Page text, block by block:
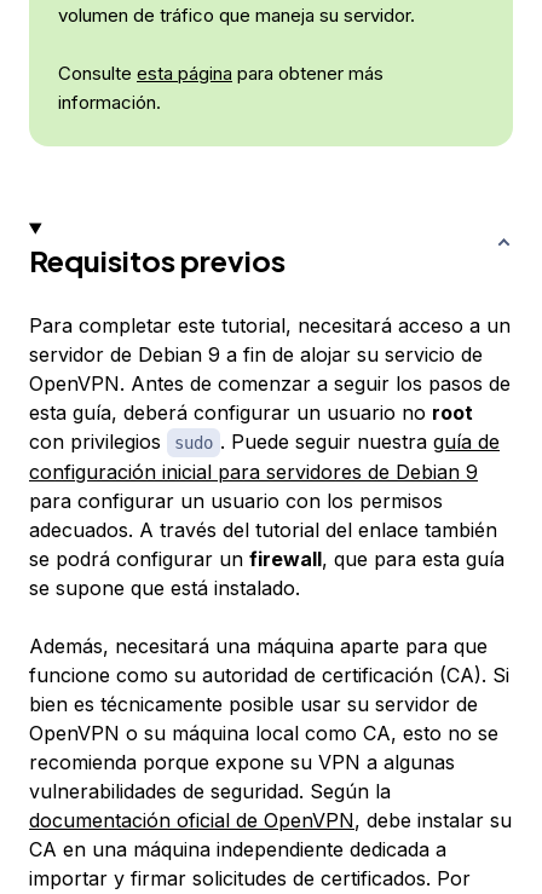
volumen de tráfico que maneja su servidor.
Consulte esta página para obtener más
información.
Requisitos previos
Para completar este tutorial, necesitará acceso a un
servidor de Debian 9 a fin de alojar su servicio de
OpenVPN. Antes de comenzar a seguir los pasos de
esta guía, deberá configurar un usuario no root
con privilegios
sudo . Puede seguir nuestra guía de
configuración inicial para servidores de Debian 9
para configurar un usuario con los permisos
adecuados. A través del tutorial del enlace también
se podrá configurar un firewall, que para esta guía
se supone que está instalado.
Además, necesitará una máquina aparte para que
funcione como su autoridad de certificación (CA). Si
bien es técnicamente posible usar su servidor de
OpenVPN o su máquina local como CA, esto no se
recomienda porque expone su VPN a algunas
vulnerabilidades de seguridad. Según la
documentación oficial de OpenVPN, debe instalar su
CA en una máquina independiente dedicada a
importar y firmar solicitudes de certificados. Por